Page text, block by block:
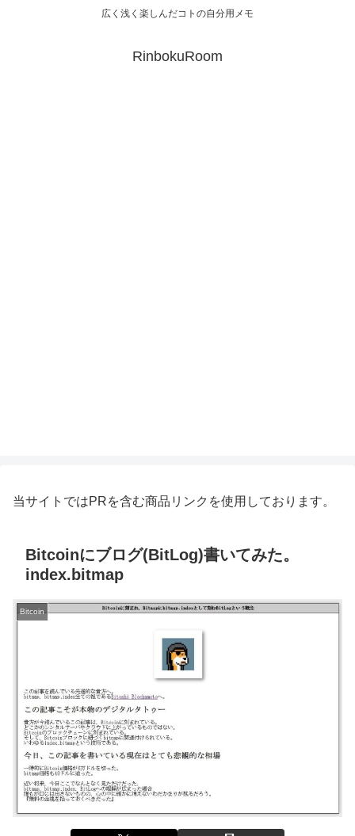
広く浅く楽しんだコトの自分用メモ
RinbokuRoom
当サイトではPRを含む商品リンクを使用しております。
Bitcoinにブログ(BitLog)書いてみた。
index.bitmap
Bitcoin